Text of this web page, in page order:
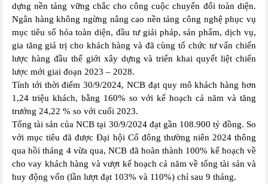
dựng nền tảng vững chắc cho công cuộc chuyển đổi toàn diện.
Ngân hàng không ngừng nâng cao nền tảng công nghệ phục vụ
mục tiêu số hóa toàn diện, đầu tư giải pháp, sản phẩm, dịch vụ,
gia tăng giá trị cho khách hàng và đã cùng tổ chức tư vấn chiến
lược hàng đầu thế giới xây dựng và triển khai quyết liệt chiến
lược mới giai đoạn 2023 – 2028.
Tính tới thời điểm 30/9/2024, NCB đạt quy mô khách hàng hơn
1,24 triệu khách, bằng 160% so với kế hoạch cả năm và tăng
trưởng 24,22 % so với cuối 2023.
Tổng tài sản của NCB tại 30/9/2024 đạt gần 108.900 tỷ đồng. So
với mục tiêu đã được Đại hội Cổ đông thường niên 2024 thông
qua hồi tháng 4 vừa qua, NCB đã hoàn thành 100% kế hoạch về
cho vay khách hàng và vượt kế hoạch cả năm về tổng tài sản và
huy động vốn (lần lượt đạt 103% và 110%) chỉ sau 9 tháng.